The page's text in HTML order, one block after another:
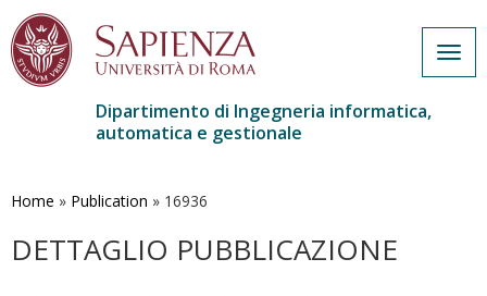
contenuto
Dipartimento di Ingegneria informatica,
automatica e gestionale
Home » Publication » 16936
DETTAGLIO PUBBLICAZIONE